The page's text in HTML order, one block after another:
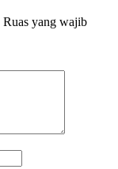
Ruas yang wajib